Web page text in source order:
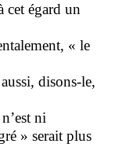
cet égard un
« le
disons-le,
ni
» serait plus